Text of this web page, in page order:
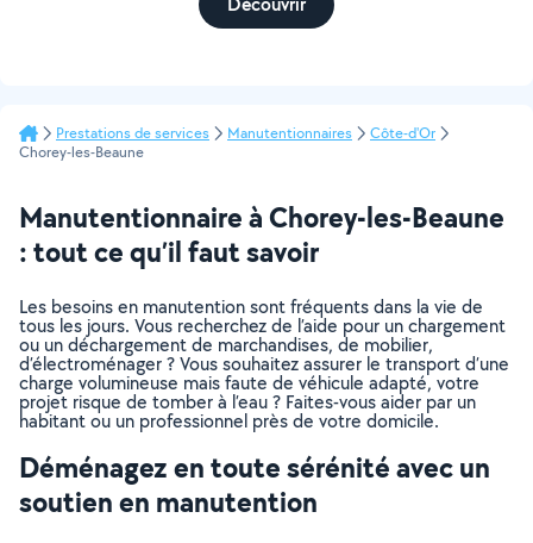
Prestations de services Manutentionnaires
Côte-d'Or
Chorey-les-Beaune
Manutentionnaire à Chorey-les-Beaune
: tout ce qu’il faut savoir
Les besoins en manutention sont fréquents dans la vie de
tous les jours. Vous recherchez de l’aide pour un chargement
ou un déchargement de marchandises, de mobilier,
d’électroménager ? Vous souhaitez assurer le transport d’une
charge volumineuse mais faute de véhicule adapté, votre
projet risque de tomber à l’eau ? Faites-vous aider par un
habitant ou un professionnel près de votre domicile.
Déménagez en toute sérénité avec un
soutien en manutention